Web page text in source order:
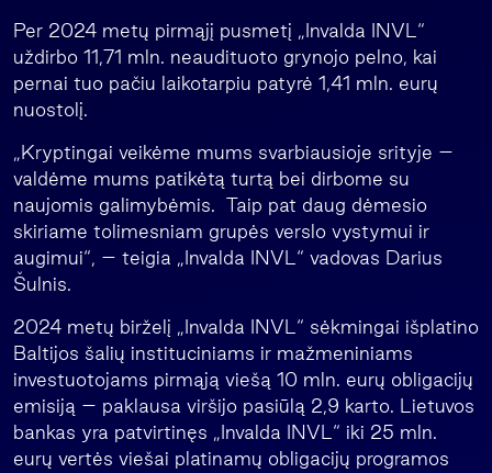
Per 2024 metų pirmąjį pusmetį „Invalda INVL“
uždirbo 11,71 mln. neaudituoto grynojo pelno, kai
pernai tuo pačiu laikotarpiu patyrė 1,41 mln. eurų
nuostolį.
„Kryptingai veikėme mums svarbiausioje srityje –
valdėme mums patikėtą turtą bei dirbome su
naujomis galimybėmis. Taip pat daug dėmesio
skiriame tolimesniam grupės verslo vystymui ir
augimui“, – teigia „Invalda INVL“ vadovas Darius
Šulnis.
2024 metų birželį „Invalda INVL“ sėkmingai išplatino
Baltijos šalių instituciniams ir mažmeniniams
investuotojams pirmąją viešą 10 mln. eurų obligacijų
emisiją – paklausa viršijo pasiūlą 2,9 karto. Lietuvos
bankas yra patvirtinęs „Invalda INVL“ iki 25 mln.
eurų vertės viešai platinamų obligacijų programos